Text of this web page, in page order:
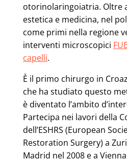
otorinolaringoiatria. Oltre
estetica e medicina, nel
come primi nella regione
interventi microscopici
capelli.
È il primo chirurgo in
che ha studiato questo
è diventato l’ambito
Partecipa nei lavori della
dell’ESHRS (European
Restoration Surgery) a
Madrid nel 2008 e a